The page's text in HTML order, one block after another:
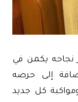
نجاحه يكمن في
إضافة إلى حرصه
كل جديد